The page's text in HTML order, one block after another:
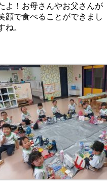
よ！お母さんやお父さんが
顔で食べることができまし
ね。